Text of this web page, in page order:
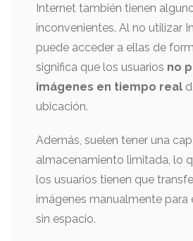
Internet también tienen
inconvenientes. Al no utilizar
puede acceder a ellas de
significa que los usuarios no
imágenes en tiempo real
ubicación.
Además, suelen tener una
almacenamiento limitada, lo
los usuarios tienen que
imágenes manualmente para
sin espacio.